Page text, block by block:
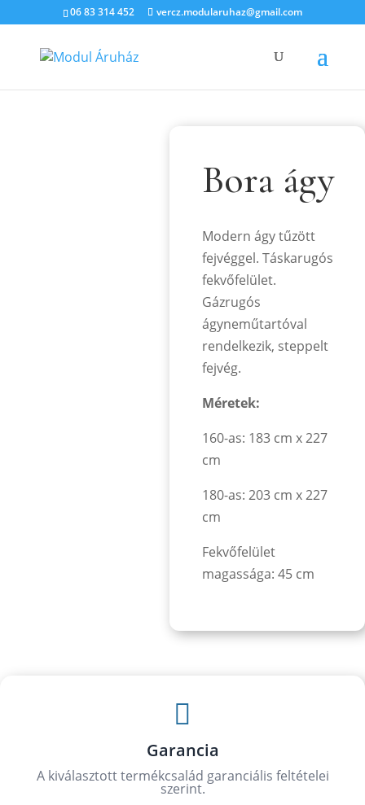
06 83 314 452 vercz.modularuhaz@gmail.com
Bora ágy
Modern ágy tűzött
fejvéggel. Táskarugós
fekvőfelület.
Gázrugós
ágyneműtartóval
rendelkezik, steppelt
fejvég.
Méretek:
160-as: 183 cm x 227
cm
180-as: 203 cm x 227
cm
Fekvőfelület
magassága: 45 cm

Garancia
A kiválasztott termékcsalád garanciális feltételei
szerint.